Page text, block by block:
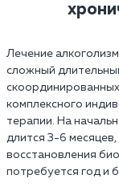
Лечение
сложный
комплексного
терапии. На
длится 3-6
восстановления
потребуется год и